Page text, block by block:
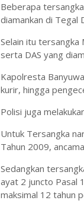
Beberapa
diamankan di Tegal
Selain itu
serta DAS yang
Kapolresta
kurir, hingga
Polisi juga
Untuk Tersangka
Tahun 2009,
Sedangkan
ayat 2 juncto Pasal
maksimal 12 tahun